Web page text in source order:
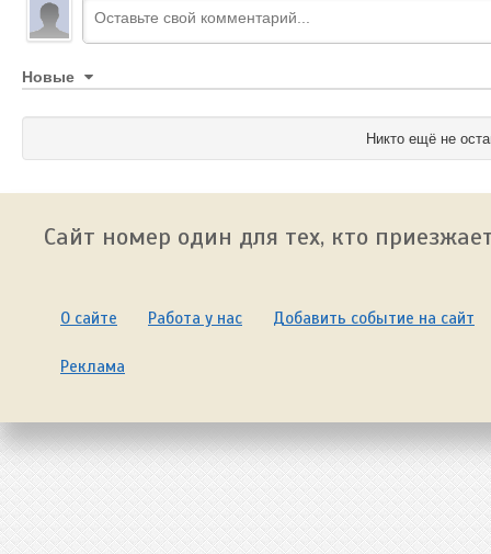
Новые
Никто ещё не
Сайт номер один для тех, кто
О сайте Работа у нас Добавить событие на сайт
Реклама